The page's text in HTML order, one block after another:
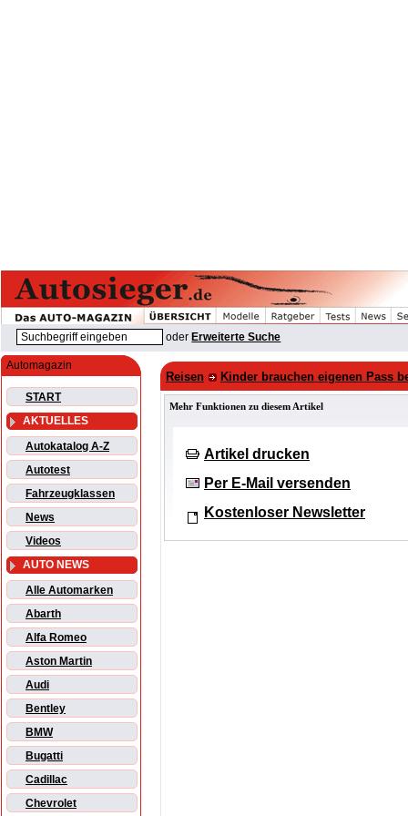
oder Erweiterte Suche
Automagazin
START
AKTUELLES
Autokatalog A-Z
Autotest
Fahrzeugklassen
News
Videos
AUTO NEWS
Alle Automarken
Abarth
Alfa Romeo
Aston Martin
Audi
Bentley
BMW
Bugatti
Cadillac
Chevrolet
Reisen Kinder brauchen eigenen Pass
Mehr Funktionen zu diesem Artikel
Artikel drucken
Per E-Mail versenden
Kostenloser Newsletter